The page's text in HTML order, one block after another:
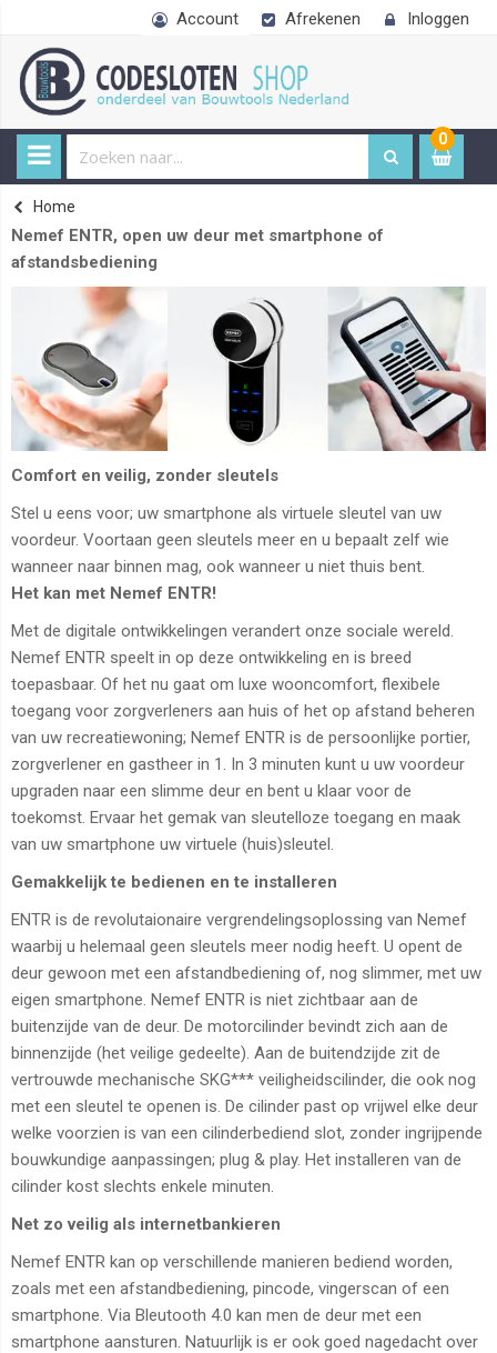
Account Afrekenen Inloggen
0
item
Home
Nemef ENTR, open uw deur met smartphone of
afstandsbediening
Comfort en veilig, zonder sleutels
Stel u eens voor; uw smartphone als virtuele sleutel van uw
voordeur. Voortaan geen sleutels meer en u bepaalt zelf wie
wanneer naar binnen mag, ook wanneer u niet thuis bent.
Het kan met Nemef ENTR!
Met de digitale ontwikkelingen verandert onze sociale wereld.
Nemef ENTR speelt in op deze ontwikkeling en is breed
toepasbaar. Of het nu gaat om luxe wooncomfort, flexibele
toegang voor zorgverleners aan huis of het op afstand beheren
van uw recreatiewoning; Nemef ENTR is de persoonlijke portier,
zorgverlener en gastheer in 1. In 3 minuten kunt u uw voordeur
upgraden naar een slimme deur en bent u klaar voor de
toekomst. Ervaar het gemak van sleutelloze toegang en maak
van uw smartphone uw virtuele (huis)sleutel.
Gemakkelijk te bedienen en te installeren
ENTR is de revolutaionaire vergrendelingsoplossing van Nemef
waarbij u helemaal geen sleutels meer nodig heeft. U opent de
deur gewoon met een afstandbediening of, nog slimmer, met uw
eigen smartphone. Nemef ENTR is niet zichtbaar aan de
buitenzijde van de deur. De motorcilinder bevindt zich aan de
binnenzijde (het veilige gedeelte). Aan de buitendzijde zit de
vertrouwde mechanische SKG*** veiligheidscilinder, die ook nog
met een sleutel te openen is. De cilinder past op vrijwel elke deur
welke voorzien is van een cilinderbediend slot, zonder ingrijpende
bouwkundige aanpassingen; plug & play. Het installeren van de
cilinder kost slechts enkele minuten.
Net zo veilig als internetbankieren
Nemef ENTR kan op verschillende manieren bediend worden,
zoals met een afstandbediening, pincode, vingerscan of een
smartphone. Via Bleutooth 4.0 kan men de deur met een
smartphone aansturen. Natuurlijk is er ook goed nagedacht over